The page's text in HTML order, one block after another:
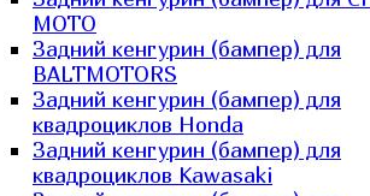
MOTO
Задний кенгурин (бампер) для
BALTMOTORS
Задний кенгурин (бампер) для
квадроциклов Honda
Задний кенгурин (бампер) для
квадроциклов Kawasaki